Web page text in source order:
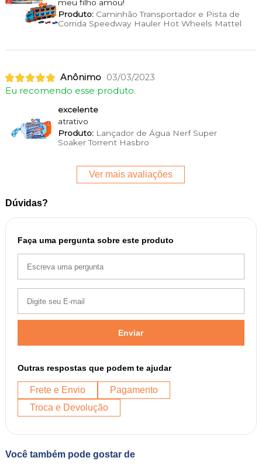
meu filho amou!
Produto:Caminhão Transportador e Pista de
Corrida Speedway Hauler Hot Wheels Mattel
Anônimo 03/03/2023
Eu recomendo esse produto.
excelente
atrativo
Produto:Lançador de Água Nerf Super
Soaker Torrent Hasbro
Ver mais avaliações
Dúvidas?
Faça uma pergunta sobre este produto
Enviar
Outras respostas que podem te ajudar
Frete e Envio
Pagamento
Troca e Devolução
Você também pode gostar de